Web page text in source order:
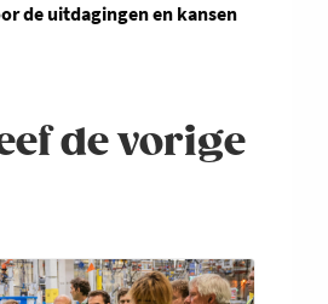
de uitdagingen en kansen
de vorige